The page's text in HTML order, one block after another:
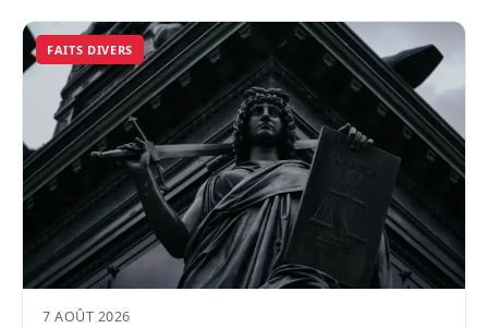
FAITS DIVERS
7 AOÛT 2026